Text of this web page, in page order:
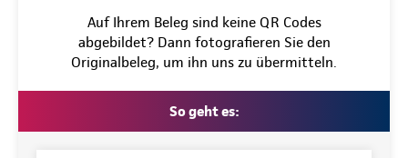
Auf Ihrem Beleg sind keine QR Codes
abgebildet? Dann fotografieren Sie den
Originalbeleg, um ihn uns zu übermitteln.
So geht es: